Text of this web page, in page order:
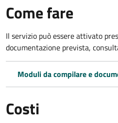
Come fare
Il servizio può essere attivato
documentazione prevista,
Moduli da compilare e
Costi